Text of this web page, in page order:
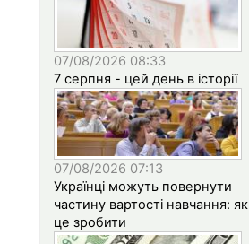
07/08/2026 08:33
7 серпня - цей день в історії
07/08/2026 07:13
Українці можуть повернути
частину вартості навчання: як
це зробити